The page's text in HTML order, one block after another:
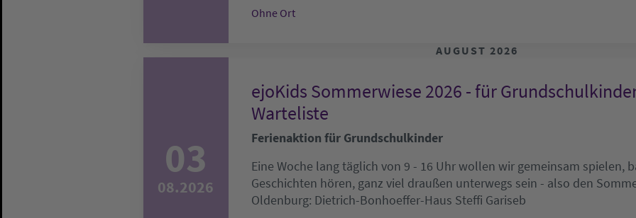
Ohne Ort
AUGUST 2026
03
08.2026
ejoKids Sommerwiese 2026 - für
Warteliste
Ferienaktion für Grundschulkinder
Eine Woche lang täglich von 9 - 16 Uhr wollen wir gemeinsam spielen,
Geschichten hören, ganz viel draußen unterwegs sein - also den
Oldenburg: Dietrich-Bonhoeffer-Haus Steffi Gariseb